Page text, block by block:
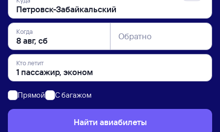
Когда Обратно
Кто летит
Прямой C багажом
Найти авиабилеты